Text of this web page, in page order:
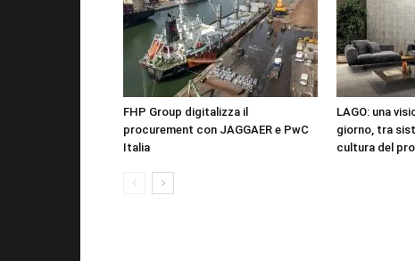
FHP Group digitalizza il
procurement con JAGGAER e PwC
Italia
LAGO: una
giorno, tra
cultura del